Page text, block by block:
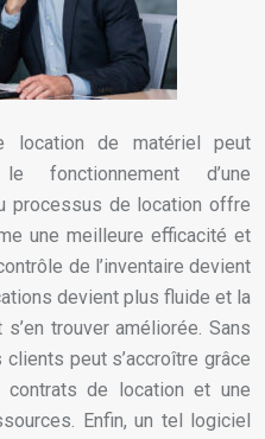
location de matériel peut
fonctionnement d’une
processus de location offre
une meilleure efficacité et
de l’inventaire devient
devient plus fluide et la
trouver améliorée. Sans
peut s’accroître grâce
de location et une
Enfin, un tel logiciel